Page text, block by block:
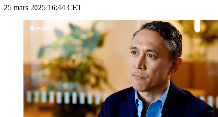
25 mars 2025 16:44 CET